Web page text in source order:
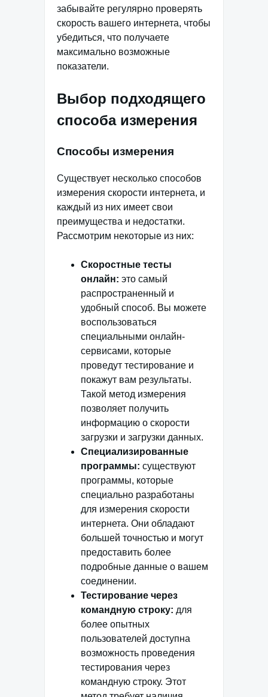
забывайте регулярно проверять
скорость вашего интернета, чтобы
убедиться, что получаете
максимально возможные
показатели.
Выбор подходящего
способа измерения
Способы измерения
Существует несколько способов
измерения скорости интернета, и
каждый из них имеет свои
преимущества и недостатки.
Рассмотрим некоторые из них:
Скоростные тесты
онлайн: это самый
распространенный и
удобный способ. Вы можете
воспользоваться
специальными онлайн-
сервисами, которые
проведут тестирование и
покажут вам результаты.
Такой метод измерения
позволяет получить
информацию о скорости
загрузки и загрузки данных.
Специализированные
программы: существуют
программы, которые
специально разработаны
для измерения скорости
интернета. Они обладают
большей точностью и могут
предоставить более
подробные данные о вашем
соединении.
Тестирование через
командную строку: для
более опытных
пользователей доступна
возможность проведения
тестирования через
командную строку. Этот